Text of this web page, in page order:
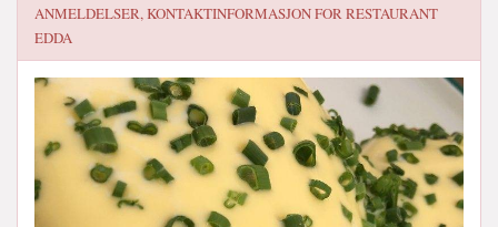
ANMELDELSER, KONTAKTINFORMASJON FORRESTAURANT
EDDA